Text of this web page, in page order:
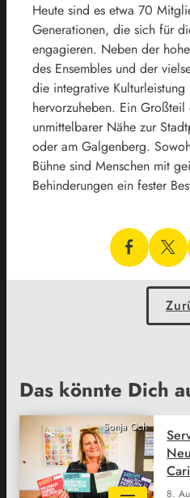
Heute sind es etwa 70
Generationen, die sich für
engagieren. Neben der
des Ensembles und der
die integrative
hervorzuheben. Ein
unmittelbarer Nähe zur
oder am Galgenberg.
Bühne sind Menschen mit
Behinderungen ein fester
Das könnte Dich
Sonja Och
8.